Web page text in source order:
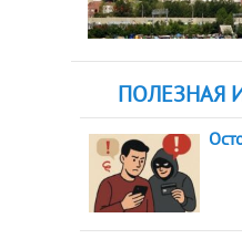
ПОЛЕЗНАЯ